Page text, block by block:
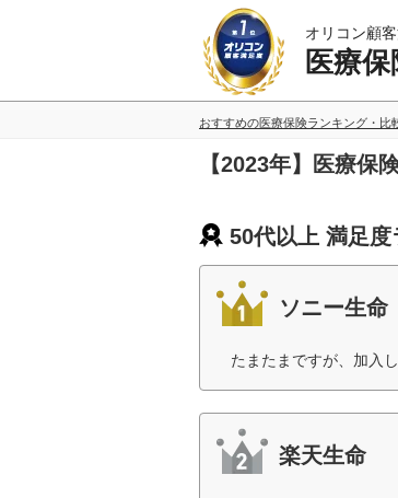
オリコン顧
医療保
おすすめの医療保険ランキング・比
【2023年】医療保
50代以上 満足度
ソニー生命
たまたまですが、加入
楽天生命